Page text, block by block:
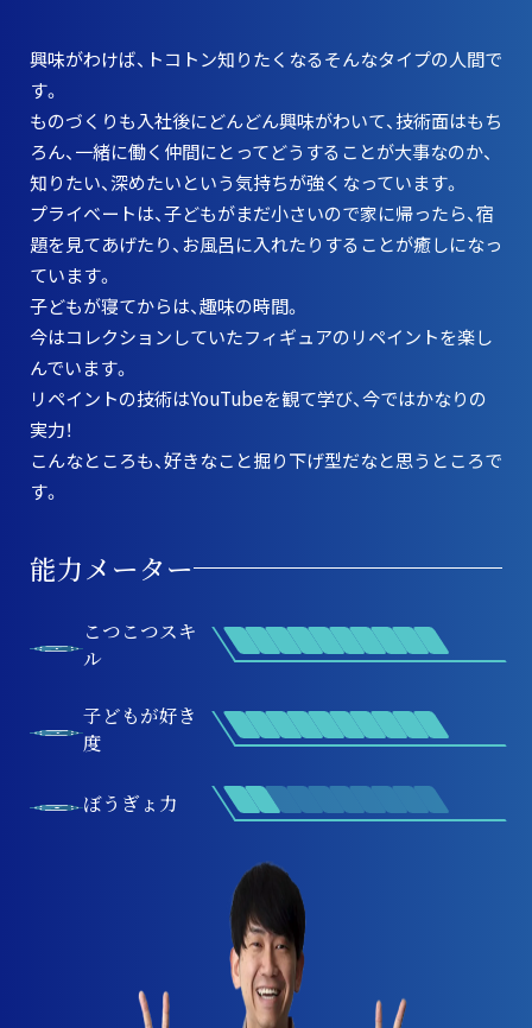
興味がわけば、トコトン知りたくなるそんなタイプの人間で
す。
ものづくりも入社後にどんどん興味がわいて、技術面はもち
ろん、一緒に働く仲間にとってどうすることが大事なのか、
知りたい、深めたいという気持ちが強くなっています。
プライベートは、子どもがまだ小さいので家に帰ったら、宿
題を見てあげたり、お風呂に入れたりすることが癒しになっ
ています。
子どもが寝てからは、趣味の時間。
今はコレクションしていたフィギュアのリペイントを楽し
んでいます。
リペイントの技術はYouTubeを観て学び、今ではかなりの
実力！
こんなところも、好きなこと掘り下げ型だなと思うところで
す。
能力メーター
こつこつスキ
ル
子どもが好き
度
ぼうぎょ力